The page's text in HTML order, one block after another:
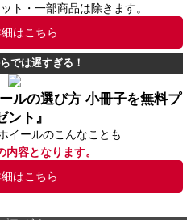
ト・一部商品は除きます。
はこちら
では遅すぎる！
ルの選び方 小冊子を無料プ
ント』
イールのこんなことも…
内容となります。
はこちら